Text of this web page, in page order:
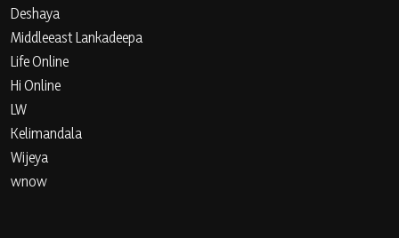
Deshaya
Middleeast Lankadeepa
Life Online
Hi Online
LW
Kelimandala
Wijeya
wnow